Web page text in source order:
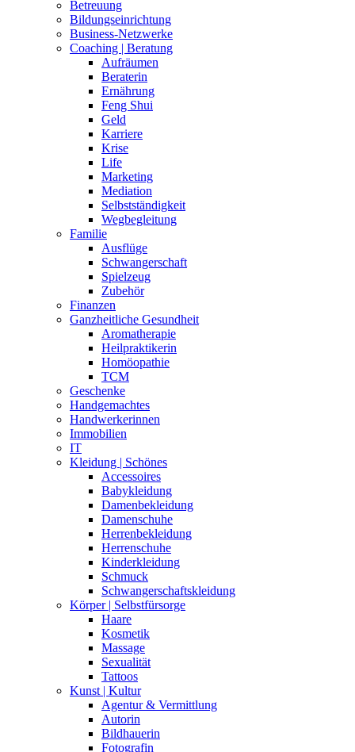
Betreuung
Bildungseinrichtung
Business-Netzwerke
Coaching | Beratung
Aufräumen
Beraterin
Ernährung
Feng Shui
Geld
Karriere
Krise
Life
Marketing
Mediation
Selbstständigkeit
Wegbegleitung
Familie
Ausflüge
Schwangerschaft
Spielzeug
Zubehör
Finanzen
Ganzheitliche Gesundheit
Aromatherapie
Heilpraktikerin
Homöopathie
TCM
Geschenke
Handgemachtes
Handwerkerinnen
Immobilien
IT
Kleidung | Schönes
Accessoires
Babykleidung
Damenbekleidung
Damenschuhe
Herrenbekleidung
Herrenschuhe
Kinderkleidung
Schmuck
Schwangerschaftskleidung
Körper | Selbstfürsorge
Haare
Kosmetik
Massage
Sexualität
Tattoos
Kunst | Kultur
Agentur & Vermittlung
Autorin
Bildhauerin
Fotografin